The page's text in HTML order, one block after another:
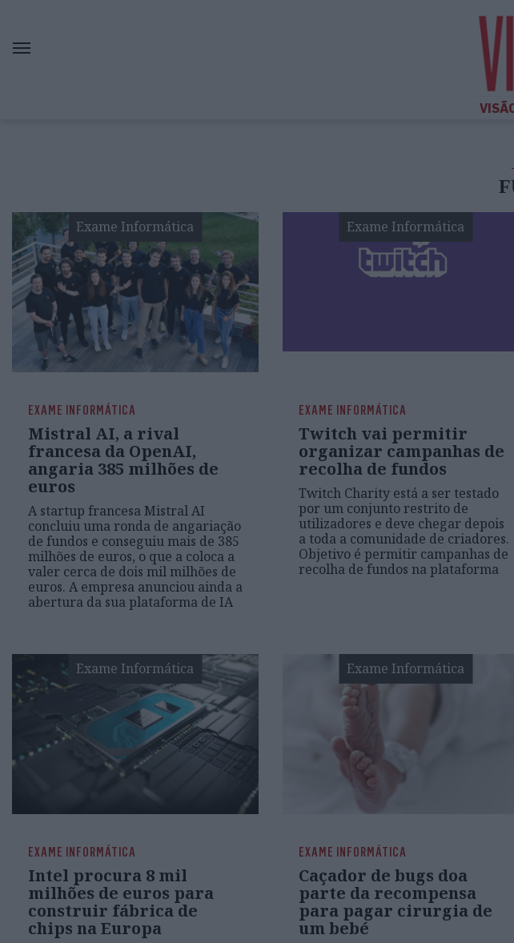
Exame Informática
EXAME INFORMÁTICA
Mistral AI, a rival
francesa da OpenAI,
angaria 385 milhões de
euros
A startup francesa Mistral AI
concluiu uma ronda de angariação
de fundos e conseguiu mais de 385
milhões de euros, o que a coloca a
valer cerca de dois mil milhões de
euros. A empresa anunciou ainda a
abertura da sua plataforma de IA
Exame Informática
EXAME INFORMÁTICA
Twitch vai permitir
organizar campanhas de
recolha de fundos
Twitch Charity está a ser testado
por um conjunto restrito de
utilizadores e deve chegar depois
a toda a comunidade de criadores.
Objetivo é permitir campanhas de
recolha de fundos na plataforma
Exame Informática
EXAME INFORMÁTICA
Intel procura 8 mil
milhões de euros para
construir fábrica de
chips na Europa
Exame Informática
EXAME INFORMÁTICA
Caçador de bugs doa
parte da recompensa
para pagar cirurgia de
um bebé